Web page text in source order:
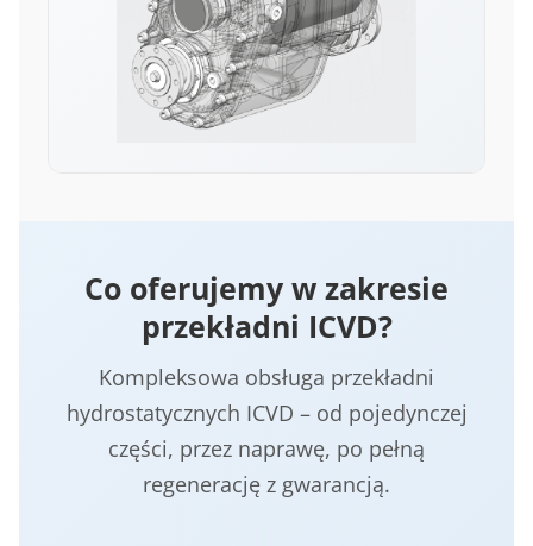
Co oferujemy w zakresie
przekładni ICVD?
Kompleksowa obsługa przekładni
hydrostatycznych ICVD – od pojedynczej
części, przez naprawę, po pełną
regenerację z gwarancją.